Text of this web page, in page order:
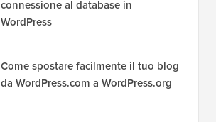
connessione al database in
WordPress
Come spostare facilmente il tuo blog
da WordPress.com a WordPress.org